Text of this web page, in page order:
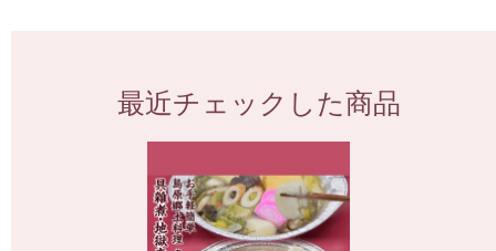
最近チェックした商品